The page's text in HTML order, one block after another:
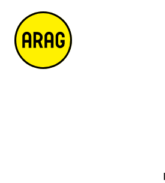
ts
ei
te
m
a
p